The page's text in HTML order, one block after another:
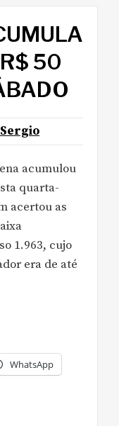
50
Sergio
acumulou
quarta-
acertou as
1.963, cujo
era de até
WhatsApp